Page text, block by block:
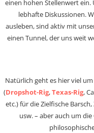
einen hohen Stellenwert
lebhafte Diskussionen.
ausleben, sind aktiv mit
einen Tunnel, der uns weit
Natürlich geht es hier viel
(Dropshot-Rig,Texas-Rig,
etc.) für die Zielfische
usw. – aber auch um